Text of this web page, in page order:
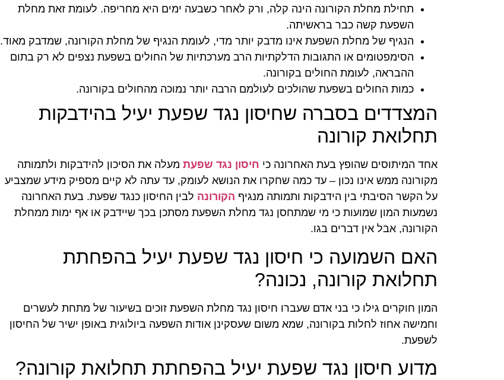
תחילת מחלת הקורונה הינה קלה, ורק לאחר כשבעה ימים היא מחריפה. לעומת זאת מחלת
השפעת קשה כבר בראשיתה.
הנגיף של מחלת השפעת אינו מדבק יותר מדי, לעומת הנגיף של מחלת הקורונה, שמדבק מאוד.
הסימפטומים או התגובות הדלקתיות הרב מערכתיות של החולים בשפעת נצפים לא רק בתום
ההבראה, לעומת החולים בקורונה.
כמות החולים בשפעת שהולכים לעולמם הרבה יותר נמוכה מהחולים בקורונה.
המצדדים בסברה שחיסון נגד שפעת יעיל בהידבקות
תחלואת קורונה
אחד המיתוסים שהופץ בעת האחרונה כי חיסון נגד שפעת מעלה את הסיכון להידבקות ולתמותה
מקורונה ממש אינו נכון – עד כמה שחקרו את הנושא לעומק, עד עתה לא קיים מספיק מידע שמצביע
על הקשר הסיבתי בין הידבקות ותמותה מנגיף הקורונה לבין החיסון כנגד שפעת. בעת האחרונה
נשמעות המון שמועות כי מי שמתחסן נגד מחלת השפעת מסתכן בכך שיידבק או אף ימות ממחלת
הקורונה, אבל אין דברים בגו.
האם השמועה כי חיסון נגד שפעת יעיל בהפחתת
תחלואת קורונה, נכונה?
המון חוקרים גילו כי בני אדם שעברו חיסון נגד מחלת השפעת זוכים בשיעור של מתחת לעשרים
וחמישה אחוז לחלות בקורונה, שמא משום שעסקינן אודות השפעה ביולוגית באופן ישיר של החיסון
לשפעת.
מדוע חיסון נגד שפעת יעיל בהפחתת תחלואת קורונה?